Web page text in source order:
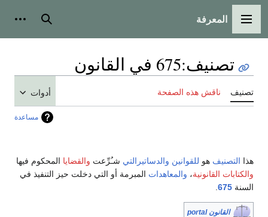
القائمة الرئيسية
المعرفة بحث
تصنيف:675 في القانون
تصنيف ناقش هذه الصفحة أدوات
مساعدة
هذا التصنيف هو للقوانين والدساتيرالتي شـُرِّعت والقضايا المحكوم فيها
والكتابات القانونية، والمعاهدات المبرمة أو التي دخلت حيز التنفيذ في
السنة 675
القانون portal